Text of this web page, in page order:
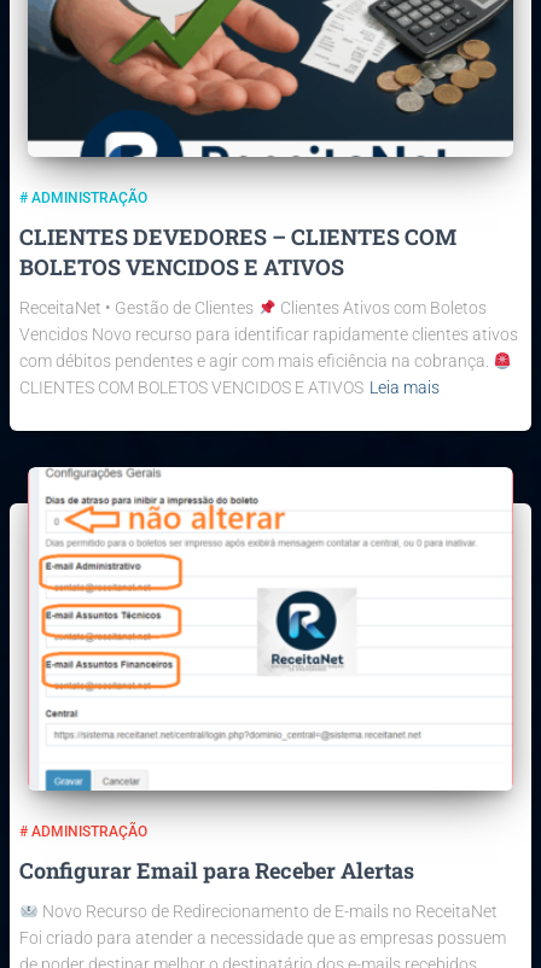
# ADMINISTRAÇÃO
CLIENTES DEVEDORES – CLIENTES COM
BOLETOS VENCIDOS E ATIVOS
ReceitaNet • Gestão de Clientes
Clientes Ativos com Boletos
Vencidos Novo recurso para identificar rapidamente clientes ativos
com débitos pendentes e agir com mais eficiência na cobrança.
CLIENTES COM BOLETOS VENCIDOS E ATIVOS Leia mais
# ADMINISTRAÇÃO
Configurar Email para Receber Alertas
Novo Recurso de Redirecionamento de E-mails no ReceitaNet
Foi criado para atender a necessidade que as empresas possuem